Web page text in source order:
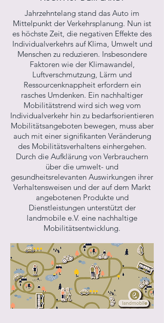
Jahrzehntelang stand das Auto im
Mittelpunkt der Verkehrsplanung. Nun ist
es höchste Zeit, die negativen Effekte des
Individualverkehrs auf Klima, Umwelt und
Menschen zu reduzieren. Insbesondere
Faktoren wie der Klimawandel,
Luftverschmutzung, Lärm und
Ressourcenknappheit erfordern ein
rasches Umdenken. Ein nachhaltiger
Mobilitätstrend wird sich weg vom
Individualverkehr hin zu bedarfsorientieren
Mobilitätsangeboten bewegen, muss aber
auch mit einer signifikanten Veränderung
des Mobilitätsverhaltens einhergehen.
Durch die Aufklärung von Verbrauchern
über die umwelt- und
gesundheitsrelevanten Auswirkungen ihrer
Verhaltensweisen und der auf dem Markt
angebotenen Produkte und
Dienstleistungen unterstützt der
landmobile e.V. eine nachhaltige
Mobilitätsentwicklung.